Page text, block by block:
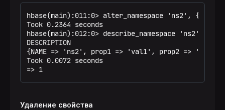
hbase(main):011:0> alter_namespace 'ns2',
Took 0.2364 seconds
hbase(main):012:0> describe_namespace 'ns2'
DESCRIPTION
{NAME => 'ns2', prop1 => 'val1', prop2 => 'val2',
Took 0.0072 seconds
=> 1
Удаление свойства